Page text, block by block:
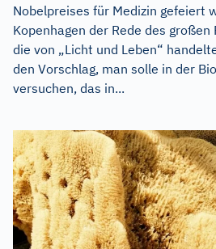
Nobelpreises für Medizin gefeiert
Kopenhagen der Rede des großen
die von „Licht und Leben“
den Vorschlag, man solle in der
versuchen, das in...